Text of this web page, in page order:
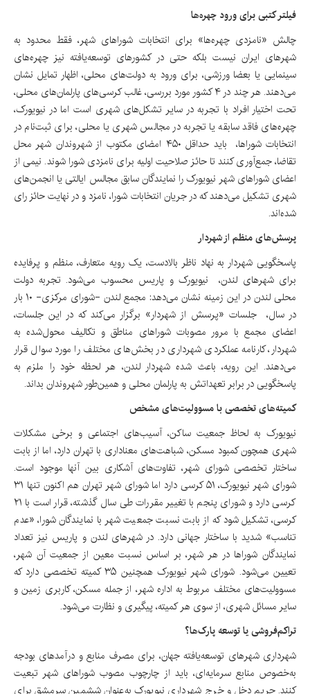
فیلتر کتبی برای ورود چهره‌ها
چالش «نامزدی چهره‌ها» برای انتخابات شوراهای شهر، فقط محدود به
شهرهای ایران نیست بلکه حتی در کشورهای توسعه‌یافته نیز چهره‌های
سینمایی یا بعضا ورزشی، برای ورود به دولت‌های محلی، اظهار تمایل نشان
می‌دهند. هر چند در ۴ کشور مورد بررسی، غالب کرسی‌های پارلمان‌های محلی،
تحت اختیار افراد با تجربه در سایر تشکل‌های شهری است اما در نیویورک،
چهره‌های فاقد سابقه یا تجربه در مجالس شهری یا محلی، برای ثبت‌نام در
انتخابات شوراها، ‌ باید حداقل ۴۵۰ امضای مکتوب از شهروندان شهر محل
تقاضا، جمع‌آوری کنند تا حائز صلاحیت اولیه برای نامزدی شورا شوند. نیمی از
اعضای شوراهای شهر نیویورک را نمایندگان سابق مجالس ایالتی یا انجمن‌های
شهری تشکیل می‌دهند که در جریان انتخابات شورا، نامزد و در نهایت حائز رای
شده‌اند.
پرسش‌های منظم از شهردار
پاسخگویی شهردار به نهاد ناظر بالادست، یک رویه متعارف، منظم و پرفایده
برای شهرهای لندن، ‌ نیویورک و پاریس محسوب می‌شود. تجربه دولت
محلی لندن در این زمینه نشان می‌دهد: مجمع لندن -شورای مرکزی- ۱۰ بار
در سال، ‌ جلسات «پرسش از شهردار» برگزار می‌کند که در این جلسات،
اعضای مجمع با مرور مصوبات شوراهای مناطق و تکالیف محول‌شده به
شهردار، کارنامه عملکردی شهرداری در بخش‌های مختلف را مورد سوال قرار
می‌دهند. این رویه، باعث شده شهردار لندن، هر لحظه خود را ملزم به
پاسخگویی در برابر تعهداتش به پارلمان محلی و همین‌طور شهروندان بداند.
کمیته‌های تخصصی با مسوولیت‌های مشخص
نیویورک به لحاظ جمعیت ساکن، آسیب‌های اجتماعی و برخی مشکلات
شهری همچون کمبود مسکن، شباهت‌های معناداری با تهران دارد، اما از بابت
ساختار تخصصی شورای شهر، تفاوت‌های آشکاری بین آنها موجود است.
شورای شهر نیویورک، ۵۱ کرسی دارد اما شورای شهر تهران هم اکنون تنها ۳۱
کرسی دارد و شورای پنجم با تغییر مقررات طی سال گذشته، قرار است با ۲۱
کرسی، تشکیل شود که از بابت نسبت جمعیت شهر با نمایندگان شورا، «عدم
تناسب» شدید با ساختار جهانی دارد. در شهرهای لندن و پاریس نیز تعداد
نمایندگان شوراها در هر شهر، بر اساس نسبت معین از جمعیت آن شهر،
تعیین می‌شود. شورای شهر نیویورک همچنین ۳۵ کمیته تخصصی دارد که
مسوولیت‌های مختلف مربوط به اداره شهر، از جمله مسکن، کاربری زمین و
سایر مسائل شهری، از سوی هر کمیته، پیگیری و نظارت می‌شود.
تراکم‌فروشی یا توسعه پارک‌ها؟
شهرداری شهرهای توسعه‌یافته جهان، برای مصرف منابع و درآمدهای بودجه
به‌خصوص منابع سرمایه‌ای، باید از چارچوب مصوب شوراهای شهر تبعیت
کنند. حریم دخل و خرج شهرداری نیویورک به‌عنوان ششمین سرمشق برای